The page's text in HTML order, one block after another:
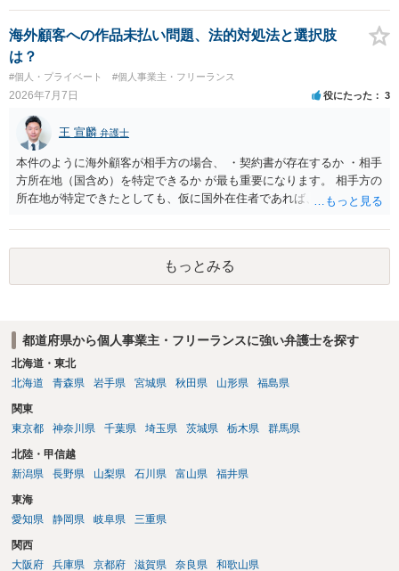
授業・言語コーチング」と明確に位置付け、サーフィンや農業体験、
工場見学等のアクティビティは、旅行商品ではなく授業に付随した無
償の交流・学習機会として整理すること。 ・宿泊・交通・レンタカー
等の契約主体および支払は常にクライアント本人と事業者の間で完結
させ、日本語講師は予約手続や支払の代理・媒介・取次・窓口を担わ
ないこと。 ・利用規約・免責条項では、①講師は旅行業者ではなく運
送・宿泊等のサービス提供者とは独立した立場であること、②参加者
の移動・アクティビティ参加は自己の判断と責任によること、③講師
の故意・重大な過失を除く範囲で事故等についての責任を限定するこ
とを明示すること。 この辺りは意識して書類等を作成された方がよろ
しいかと思います。 公開の場で個別具体的な内容に従って回答するの
にも限界がありますので、資料などを持参の上、弁護士の相談される
ことをお勧めします。
海外顧客への作品未払い問題、法的対処法と選択肢
は？
#個人・プライベート #個人事業主・フリーランス
2026年7月7日 役にたった 3
王 宣麟 弁護士
本件のように海外顧客が相手方の場合、 ・契約書が存在するか ・相手
方所在地（国含め）を特定できるか が最も重要になります。 相手方の
所在地が特定できたとしても、仮に国外在住者であれば、当該国の弁
なければなりませんが、海外弁護士は一般的に、日本の弁護士よりも
タイムチャージが高く、費用倒れになる可能性も高いです。 公開の場
で詳細なご相談を聞くには限界がありますので、詳細は別途お問合せ
いただいた方がよいかと存じます。
もっとみる
都道府県から個人事業主・フリーランスに強い弁護士を探す
北海道・東北
北海道
青森県 岩手県 宮城県 秋田県 山形県 福島県
関東
東京都
神奈川県 千葉県 埼玉県 茨城県 栃木県 群馬県
北陸・甲信越
新潟県
長野県 山梨県 石川県 富山県 福井県
東海
愛知県
静岡県 岐阜県 三重県
関西
大阪府
兵庫県 京都府 滋賀県 奈良県 和歌山県